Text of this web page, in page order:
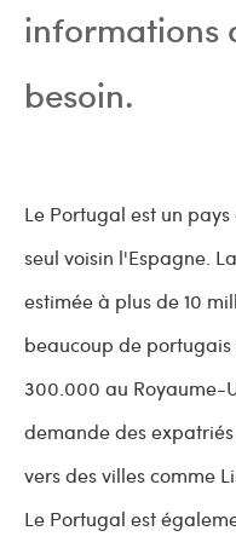
informations
besoin.
Le Portugal est un
seul voisin l'Espagne.
estimée à plus de 10
beaucoup de
300.000 au Royaume-
demande des
vers des villes comme
Le Portugal est